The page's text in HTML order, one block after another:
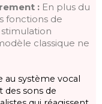
: En plus du
fonctions de
classique ne
système vocal
sons de